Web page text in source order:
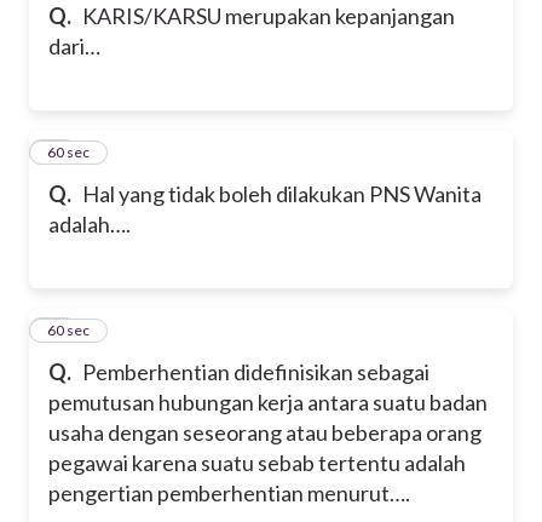
Q. KARIS/KARSU merupakan kepanjangan
dari…
Q. Hal yang tidak boleh dilakukan PNS Wanita
adalah….
30
60 sec
Q. Pemberhentian didefinisikan sebagai
pemutusan hubungan kerja antara suatu badan
usaha dengan seseorang atau beberapa orang
pegawai karena suatu sebab tertentu adalah
pengertian pemberhentian menurut….
31
60 sec